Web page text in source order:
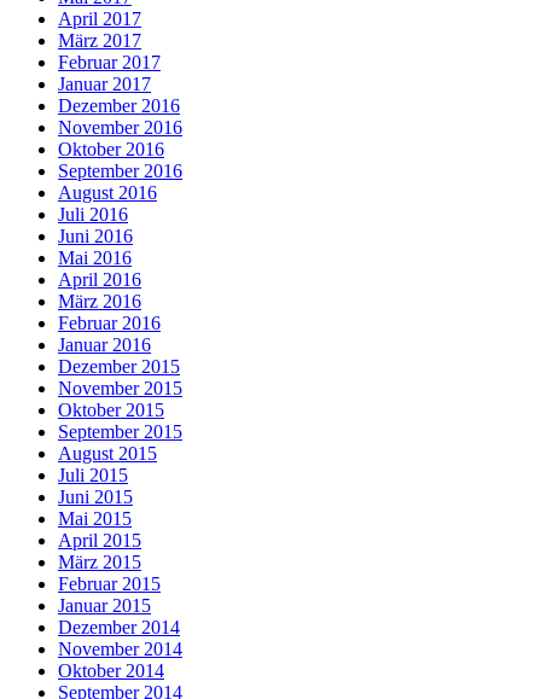
April 2017
März 2017
Februar 2017
Januar 2017
Dezember 2016
November 2016
Oktober 2016
September 2016
August 2016
Juli 2016
Juni 2016
Mai 2016
April 2016
März 2016
Februar 2016
Januar 2016
Dezember 2015
November 2015
Oktober 2015
September 2015
August 2015
Juli 2015
Juni 2015
Mai 2015
April 2015
März 2015
Februar 2015
Januar 2015
Dezember 2014
November 2014
Oktober 2014
September 2014